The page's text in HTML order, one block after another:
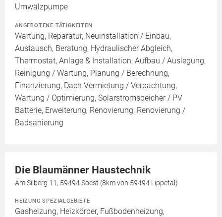
Umwälzpumpe
ANGEBOTENE TÄTIGKEITEN
Wartung, Reparatur, Neuinstallation / Einbau,
Austausch, Beratung, Hydraulischer Abgleich,
Thermostat, Anlage & Installation, Aufbau / Auslegung,
Reinigung / Wartung, Planung / Berechnung,
Finanzierung, Dach Vermietung / Verpachtung,
Wartung / Optimierung, Solarstromspeicher / PV
Batterie, Erweiterung, Renovierung, Renovierung /
Badsanierung
Die Blaumänner Haustechnik
Am Silberg 11, 59494 Soest (8km von 59494 Lippetal)
HEIZUNG SPEZIALGEBIETE
Gasheizung, Heizkörper, Fußbodenheizung,